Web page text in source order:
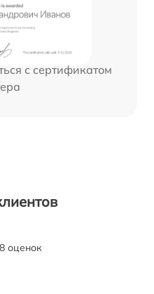
с сертификатом
оценок